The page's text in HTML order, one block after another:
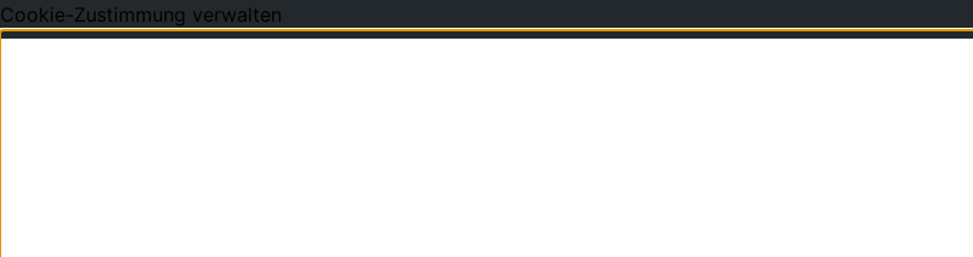
Cookie-Zustimmung verwalten